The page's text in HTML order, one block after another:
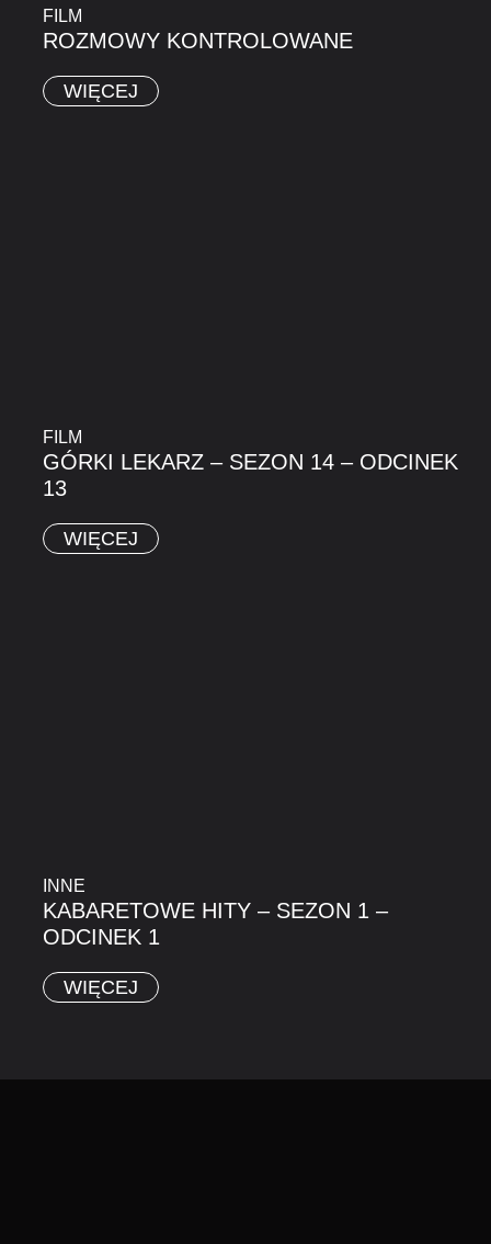
FILM
ROZMOWY KONTROLOWANE
WIĘCEJ
FILM
GÓRKI LEKARZ – SEZON 14 – ODCINEK
13
WIĘCEJ
INNE
KABARETOWE HITY – SEZON 1 –
ODCINEK 1
WIĘCEJ